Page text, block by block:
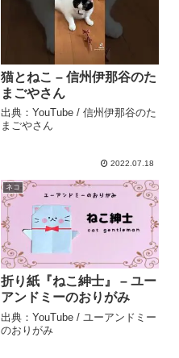
猫とねこ – 信州伊那谷のた
まごやさん
出典：YouTube / 信州伊那谷のた
まごやさん
2022.07.18
ネコ
折り紙『ねこ紳士』 – ユー
アンドミーのおりがみ
出典：YouTube / ユーアンドミー
のおりがみ